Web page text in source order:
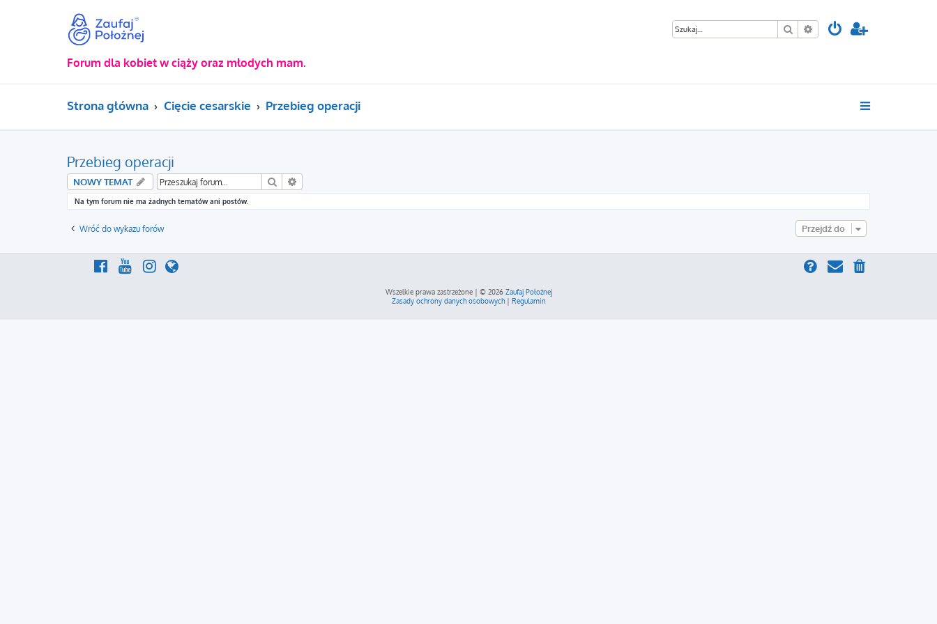
Szukaj Wyszukiwanie
Forum dla kobiet w ciąży oraz młodych mam.
Strona główna Cięcie cesarskie Przebieg operacji
Przebieg operacji
NOWY TEMAT Szukaj
Na tym forum nie ma żadnych tematów ani postów.
Wróć do wykazu forów Przejdź do
Wszelkie prawa zastrzeżone | © 2026 Zaufaj Położnej
Zasady ochrony danych osobowych| Regulamin